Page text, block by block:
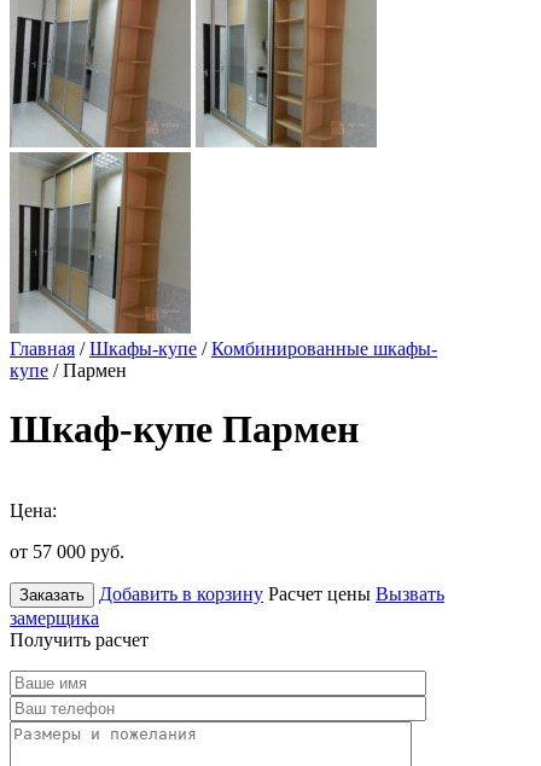
Главная /Шкафы-купе /Комбинированные шкафы-
купе / Пармен
Шкаф-купе Пармен
Цена:
от 57 000 руб.
Заказать Добавить в корзину Расчет цены Вызвать
замерщика
Получить расчет